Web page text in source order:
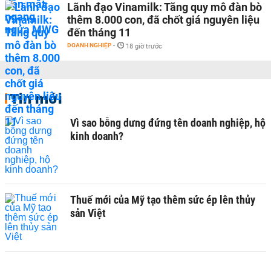
Lãnh đạo Vinamilk: Tăng quy mô đàn bò
thêm 8.000 con, đã chốt giá nguyên liệu
đến tháng 11
DOANH NGHIỆP - 18 giờ trước
Tin mới
Vì sao bỗng dưng đứng tên doanh nghiệp, hộ
kinh doanh?
Thuế mới của Mỹ tạo thêm sức ép lên thủy
sản Việt